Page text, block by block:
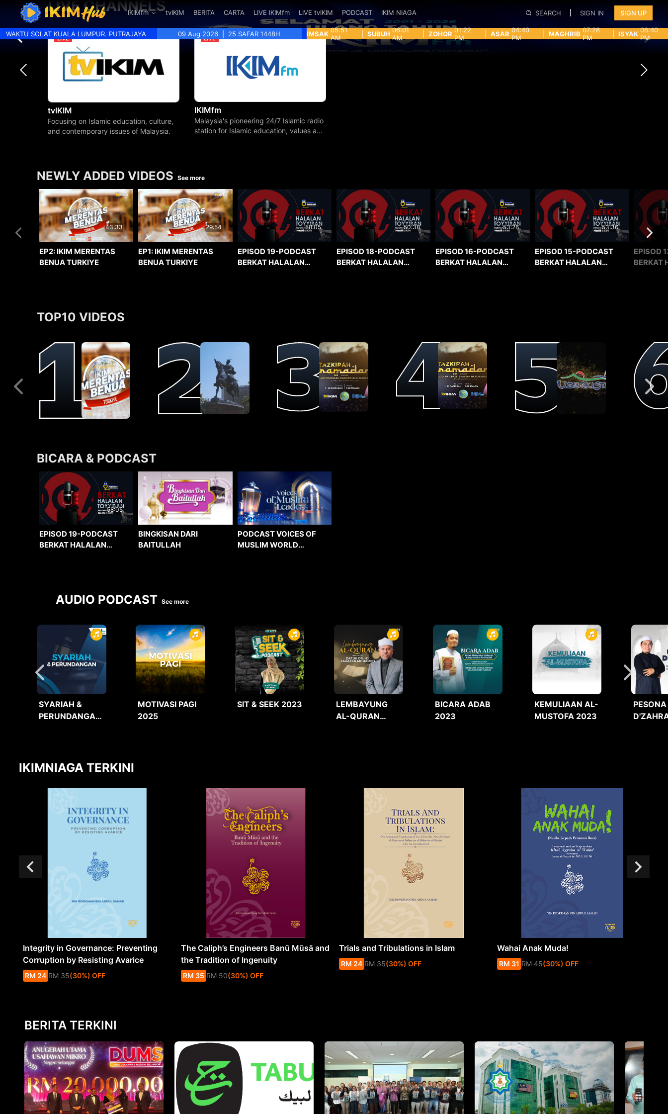
IKIMfm tvIKIM BERITA CARTA LIVE IKIMfm LIVE tvIKIM PODCAST IKIM NIAGA SEARCH SIGN IN SIGN UP
WAKTU SOLAT KUALA LUMPUR. PUTRAJAYA 09 Aug 2026 25 SAFAR 1448H IMSAK 05:51
AM
SUBUH 06:01
AM
ZOHOR 01:22
PM
ASAR 04:40
PM
MAGHRIB 07:28
PM
ISYAK 08:40
PM
LIVE CHANNELS
tvIKIM
Focusing on Islamic education, culture,
and contemporary issues of Malaysia.
IKIMfm
Malaysia's pioneering 24/7 Islamic radio
station for Islamic education, values and
NEWLY ADDED VIDEOS See more
43:33
EP2: IKIM MERENTAS
BENUA TURKIYE
29:54
EP1: IKIM MERENTAS
BENUA TURKIYE
58:05
EPISOD 19-PODCAST
BERKAT HALALAN
50:38
EPISOD 18-PODCAST
BERKAT HALALAN
53:26
EPISOD 16-PODCAST
BERKAT HALALAN
53:36
EPISOD 15-PODCAST
BERKAT HALALAN
EPISOD
BERKAT
TOP10 VIDEOS
BICARA & PODCAST
58:05
EPISOD 19-PODCAST
BERKAT HALALAN
BINGKISAN DARI
BAITULLAH
PODCAST VOICES OF
MUSLIM WORLD
AUDIO PODCAST See more
SYARIAH &
PERUNDANGAN
MOTIVASI PAGI
2025
SIT & SEEK 2023
LEMBAYUNG
AL-QURAN
BICARA ADAB
2023
KEMULIAAN AL-
MUSTOFA 2023
PESONA
IKIMNIAGA TERKINI
Integrity in Governance: Preventing
Corruption by Resisting Avarice
RM 24 RM 35(30%) OFF
The Caliph’s Engineers Banū Mūsā and
the Tradition of Ingenuity
RM 35 RM 50(30%) OFF
Trials and Tribulations in Islam
RM 24 RM 35(30%) OFF
Wahai Anak Muda!
RM 31 RM 45(30%) OFF
BERITA TERKINI